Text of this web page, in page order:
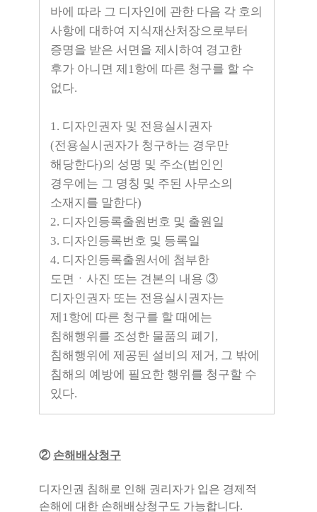
바에 따라 그 디자인에 관한 다음 각 호의
사항에 대하여 지식재산처장으로부터
증명을 받은 서면을 제시하여 경고한
후가 아니면 제1항에 따른 청구를 할 수
없다.
1. 디자인권자 및 전용실시권자
(전용실시권자가 청구하는 경우만
해당한다)의 성명 및 주소(법인인
경우에는 그 명칭 및 주된 사무소의
소재지를 말한다)
2. 디자인등록출원번호 및 출원일
3. 디자인등록번호 및 등록일
4. 디자인등록출원서에 첨부한
도면ㆍ사진 또는 견본의 내용 ③
디자인권자 또는 전용실시권자는
제1항에 따른 청구를 할 때에는
침해행위를 조성한 물품의 폐기,
침해행위에 제공된 설비의 제거, 그 밖에
침해의 예방에 필요한 행위를 청구할 수
있다.
② 손해배상청구
디자인권 침해로 인해 권리자가 입은 경제적
손해에 대한 손해배상청구도 가능합니다.